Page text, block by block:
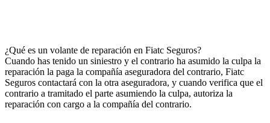
¿Qué es un volante de reparación en Fiatc Seguros?
Cuando has tenido un siniestro y el contrario ha asumido la culpa la
reparación la paga la compañía aseguradora del contrario, Fiatc
Seguros contactará con la otra aseguradora, y cuando verifica que el
contrario a tramitado el parte asumiendo la culpa, autoriza la
reparación con cargo a la compañía del contrario.